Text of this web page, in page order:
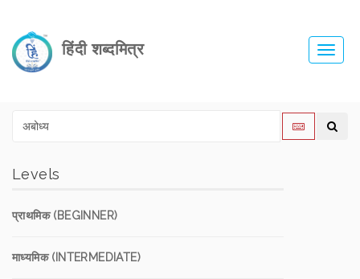
हिंदी शब्दमित्र
Levels
प्राथमिक (BEGINNER)
माध्यमिक (INTERMEDIATE)